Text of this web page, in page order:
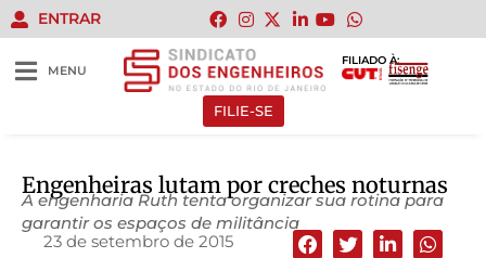
ENTRAR
MENU
FILIADO À:
FILIE-SE
Engenheiras lutam por creches noturnas
A engenharia Ruth tenta organizar sua rotina para
garantir os espaços de militância
23 de setembro de 2015